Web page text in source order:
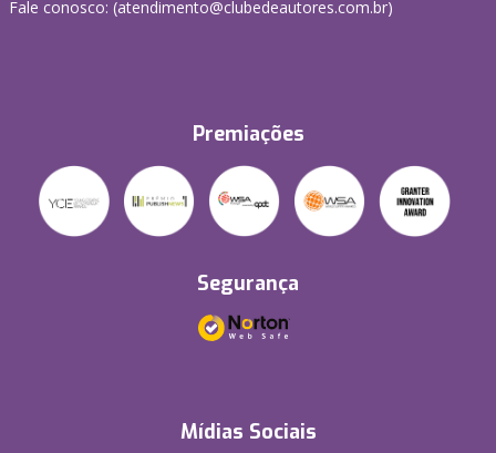
Fale conosco: (atendimento@clubedeautores.com.br)
Premiações
Segurança
Mídias Sociais